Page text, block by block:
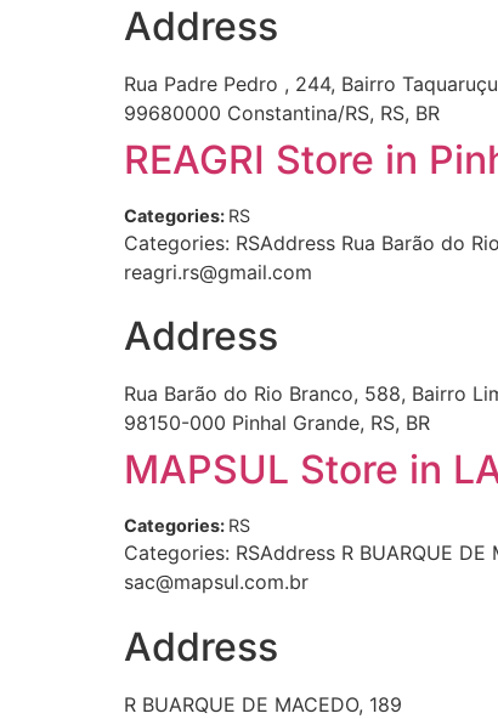
Address
Rua Padre Pedro , 244, Bairro Taquaruçu
99680000 Constantina/RS, RS, BR
REAGRI Store in
Categories: RS
Categories: RSAddress Rua Barão do
reagri.rs@gmail.com
Address
Rua Barão do Rio Branco, 588, Bairro
98150-000 Pinhal Grande, RS, BR
MAPSUL Store in
Categories: RS
Categories: RSAddress R BUARQUE
sac@mapsul.com.br
Address
R BUARQUE DE MACEDO, 189